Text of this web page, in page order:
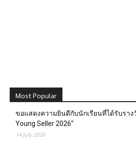
Most Popular
ขอแสดงความยินดีกับนักเรียนที่ได้รับราง
Young Seller 2026”
14 July 2026